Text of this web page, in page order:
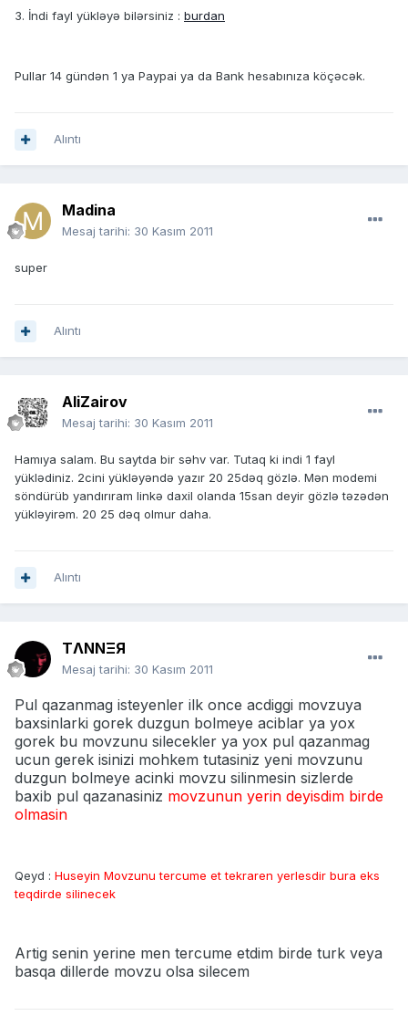
3. İndi fayl yükləyə bilərsiniz : burdan
Pullar 14 gündən 1 ya Paypai ya da Bank hesabınıza köçəcək.
Alıntı
Madina
Mesaj tarihi: 30 Kasım 2011
super
Alıntı
AliZairov
Mesaj tarihi: 30 Kasım 2011
Hamıya salam. Bu saytda bir səhv var. Tutaq ki indi 1 fayl
yüklədiniz. 2cini yükləyəndə yazır 20 25dəq gözlə. Mən modemi
söndürüb yandırıram linkə daxil olanda 15san deyir gözlə təzədən
yükləyirəm. 20 25 dəq olmur daha.
Alıntı
TΛNNΞЯ
Mesaj tarihi: 30 Kasım 2011
Pul qazanmag isteyenler ilk once acdiggi movzuya
baxsinlarki gorek duzgun bolmeye aciblar ya yox
gorek bu movzunu silecekler ya yox pul qazanmag
ucun gerek isinizi mohkem tutasiniz yeni movzunu
duzgun bolmeye acinki movzu silinmesin sizlerde
baxib pul qazanasiniz movzunun yerin deyisdim birde
olmasin
Qeyd : Huseyin Movzunu tercume et tekraren yerlesdir bura eks
teqdirde silinecek
Artig senin yerine men tercume etdim birde turk veya
basqa dillerde movzu olsa silecem